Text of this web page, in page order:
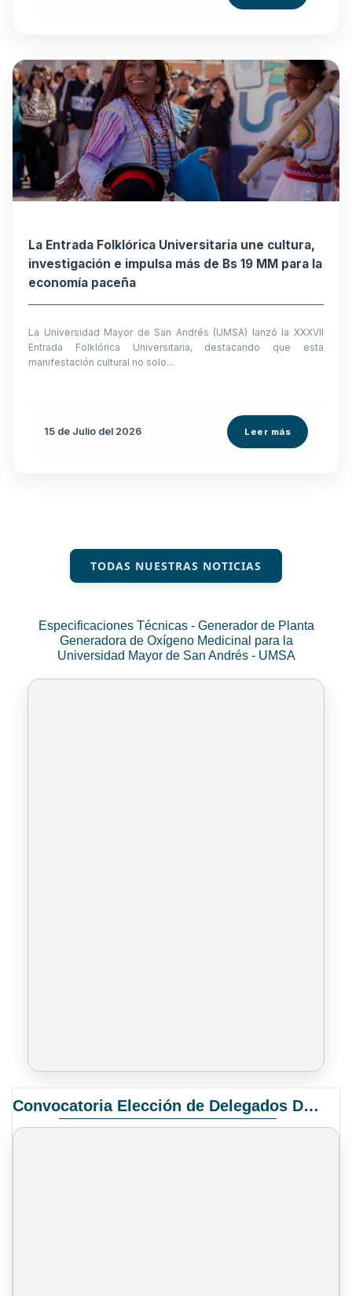
La Entrada Folklórica Universitaria une cultura,
investigación e impulsa más de Bs 19 MM para la
economía paceña
La Universidad Mayor de San Andrés (UMSA) lanzó la XXXVII
Entrada Folklórica Universitaria, destacando que esta
manifestación cultural no solo...
15 de Julio del 2026 Leer más
TODAS NUESTRAS NOTICIAS
Especificaciones Técnicas - Generador de Planta
Generadora de Oxígeno Medicinal para la
Universidad Mayor de San Andrés - UMSA
Convocatoria Elección de Delegados Docentes para el XIV Congreso Nacional de Universidades